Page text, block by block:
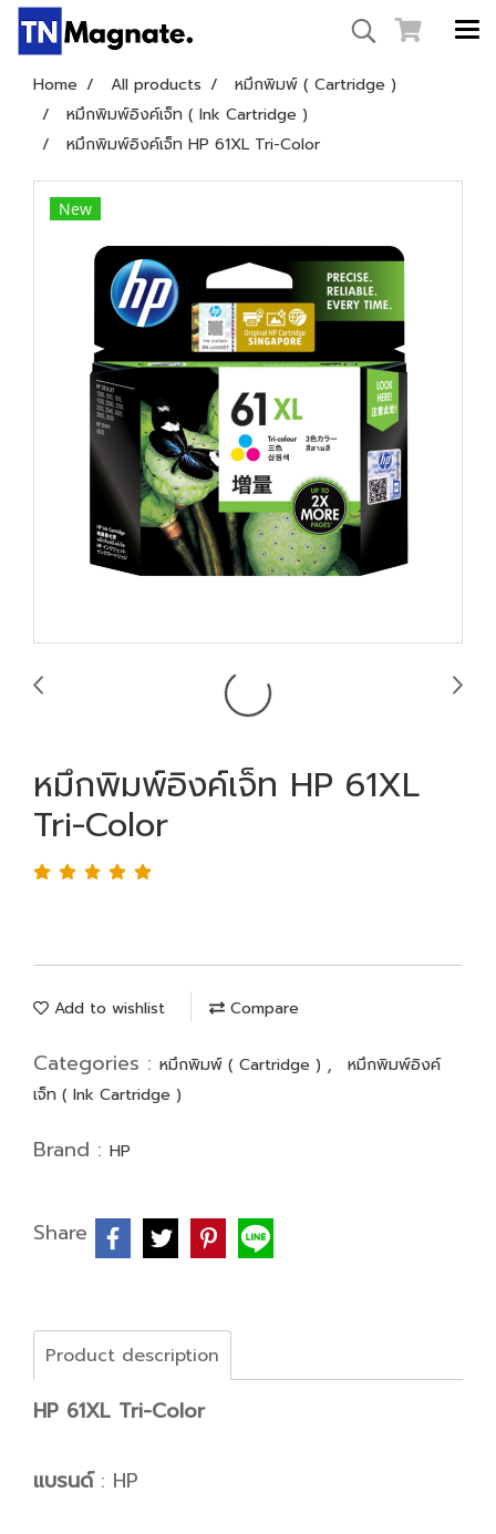
Home All products
หมึกพิมพ์ ( Cartridge )
หมึกพิมพ์อิงค์เจ็ท ( Ink Cartridge )
หมึกพิมพ์อิงค์เจ็ท HP 61XL Tri-Color
New
หมึกพิมพ์อิงค์เจ็ท HP 61XL
Tri-Color
Add to wishlist Compare
Categories : หมึกพิมพ์ ( Cartridge ) ,
หมึกพิมพ์อิงค์
เจ็ท ( Ink Cartridge )
Brand : HP
Share
Product description
HP 61XL Tri-Color
แบรนด์: HP